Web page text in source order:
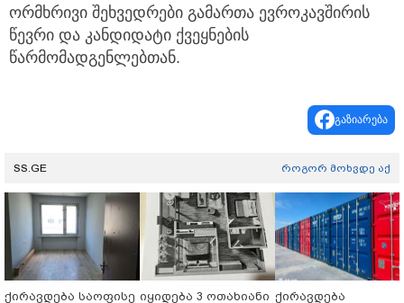
ორმხრივი შეხვედრები გამართა ევროკავშირის
წევრი და კანდიდატი ქვეყნების
წარმომადგენლებთან.
გაზიარება
SS.GE როგორ მოხვდე აქ
ქირავდება საოფისე იყიდება 3 ოთახიანი ქირავდება